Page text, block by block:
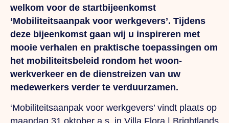
welkom voor de startbijeenkomst
‘Mobiliteitsaanpak voor werkgevers’. Tijdens
deze bijeenkomst gaan wij u inspireren met
mooie verhalen en praktische toepassingen om
het mobiliteitsbeleid rondom het woon-
werkverkeer en de dienstreizen van uw
medewerkers verder te verduurzamen.
‘Mobiliteitsaanpak voor werkgevers’ vindt plaats op